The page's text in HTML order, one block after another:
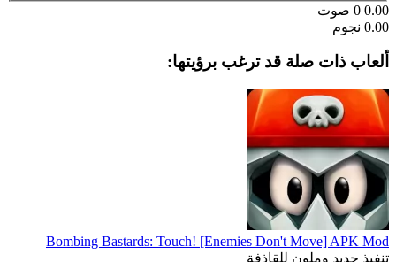
0.00
0 صوت
0.00 نجوم
ألعاب ذات صلة قد ترغب برؤيتها:
Bombing Bastards: Touch! [Enemies Don't Move] APK Mod
تنفيذ جديد وملون للقاذفة